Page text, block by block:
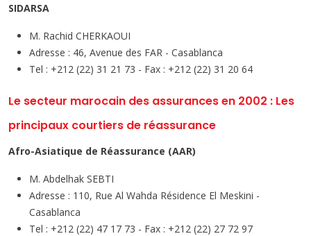
SIDARSA
M. Rachid CHERKAOUI
Adresse : 46, Avenue des FAR - Casablanca
Tel : +212 (22) 31 21 73 - Fax : +212 (22) 31 20 64
Le secteur marocain des assurances en 2002 : Les
principaux courtiers de réassurance
Afro-Asiatique de Réassurance (AAR)
M. Abdelhak SEBTI
Adresse : 110, Rue Al Wahda Résidence El Meskini -
Casablanca
Tel : +212 (22) 47 17 73 - Fax : +212 (22) 27 72 97